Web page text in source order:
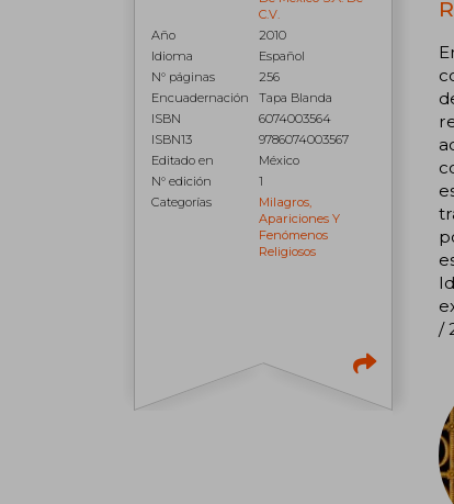
C.V.
Año
2010
Idioma
Español
N° páginas
256
Encuadernación
Tapa Blanda
ISBN
6074003564
ISBN13
9786074003567
Editado en
México
N° edición
1
Categorías
Milagros,
Apariciones Y
Fenómenos
Religiosos
/